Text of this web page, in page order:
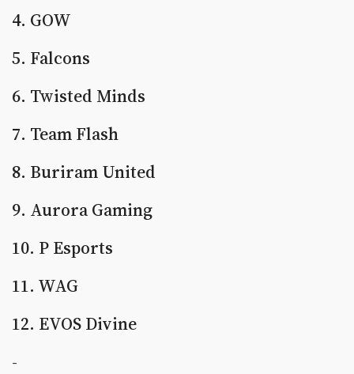
4. GOW
5. Falcons
6. Twisted Minds
7. Team Flash
8. Buriram United
9. Aurora Gaming
10. P Esports
11. WAG
12. EVOS Divine
-